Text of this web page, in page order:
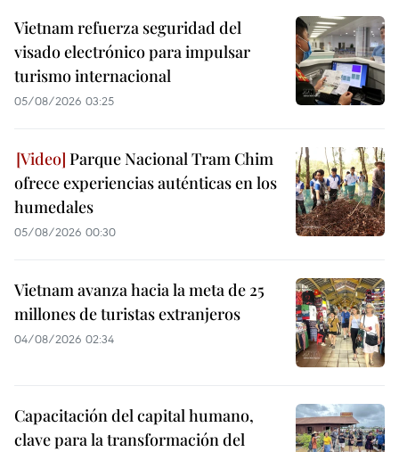
Vietnam refuerza seguridad del
visado electrónico para impulsar
turismo internacional
05/08/2026 03:25
Parque Nacional Tram Chim
ofrece experiencias auténticas en los
humedales
05/08/2026 00:30
Vietnam avanza hacia la meta de 25
millones de turistas extranjeros
04/08/2026 02:34
Capacitación del capital humano,
clave para la transformación del